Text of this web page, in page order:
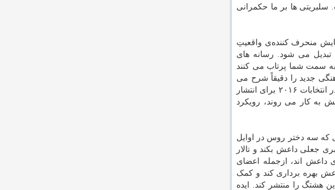
سلبریتی ها بر ما حکمرانی
منحرف کننده‌ی واقعیتِ
می شود. رسانه های
به سمت شما پرتاب می کنند
ممتیک» شرایط جنگ فرهنگی جدید را دقیقاً شرح می
دهد. گیسی، که یکی از نظریه پردازان گروه متفکران ناتوست، تکنیک هایی را بررسی نموده که عاملان راست بدیل در انتخابات ۲۰۱۶ برای انتشار
به کار می روند، رویکرد
که سه دختر روس در اوایل
جعلی داعش بکند و تالار
داعش اند، ازجمله اعضای
بهره برداری کند و کمک
هشتگ را منتشر کند. ایده